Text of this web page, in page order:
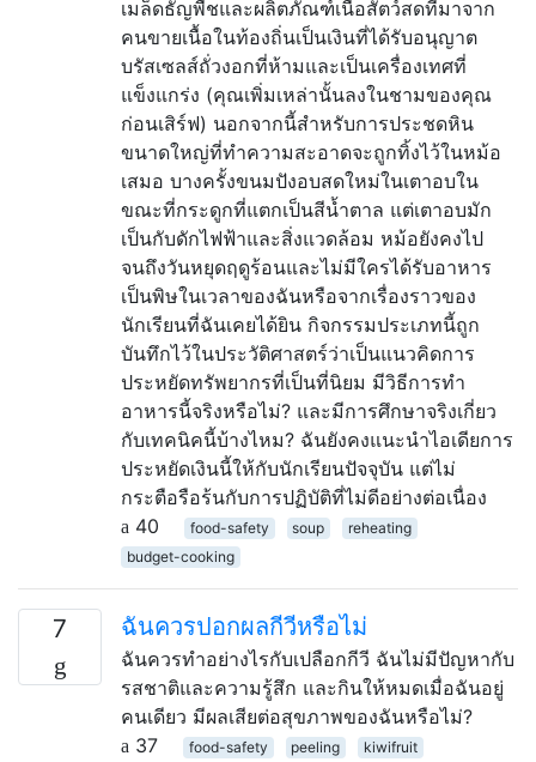
เมล็ดธัญพืชและผลิตภัณฑ์เนื้อสัตว์สดที่มาจาก
คนขายเนื้อในท้องถิ่นเป็นเงินที่ได้รับอนุญาต
บรัสเซลส์ถั่วงอกที่ห้ามและเป็นเครื่องเทศที่
แข็งแกร่ง (คุณเพิ่มเหล่านั้นลงในชามของคุณ
ก่อนเสิร์ฟ) นอกจากนี้สำหรับการประชดหิน
ขนาดใหญ่ที่ทำความสะอาดจะถูกทิ้งไว้ในหม้อ
เสมอ บางครั้งขนมปังอบสดใหม่ในเตาอบใน
ขณะที่กระดูกที่แตกเป็นสีน้ำตาล แต่เตาอบมัก
เป็นกับดักไฟฟ้าและสิ่งแวดล้อม หม้อยังคงไป
จนถึงวันหยุดฤดูร้อนและไม่มีใครได้รับอาหาร
เป็นพิษในเวลาของฉันหรือจากเรื่องราวของ
นักเรียนที่ฉันเคยได้ยิน กิจกรรมประเภทนี้ถูก
บันทึกไว้ในประวัติศาสตร์ว่าเป็นแนวคิดการ
ประหยัดทรัพยากรที่เป็นที่นิยม มีวิธีการทำ
อาหารนี้จริงหรือไม่? และมีการศึกษาจริงเกี่ยว
กับเทคนิคนี้บ้างไหม? ฉันยังคงแนะนำไอเดียการ
ประหยัดเงินนี้ให้กับนักเรียนปัจจุบัน แต่ไม่
กระตือรือร้นกับการปฏิบัติที่ไม่ดีอย่างต่อเนื่อง
40
food-safety soup
reheating
budget-cooking
7 ฉันควรปอกผลกีวีหรือไม่
ฉันควรทำอย่างไรกับเปลือกกีวี ฉันไม่มีปัญหากับ
รสชาติและความรู้สึก และกินให้หมดเมื่อฉันอยู่
คนเดียว มีผลเสียต่อสุขภาพของฉันหรือไม่?
37
food-safety peeling kiwifruit